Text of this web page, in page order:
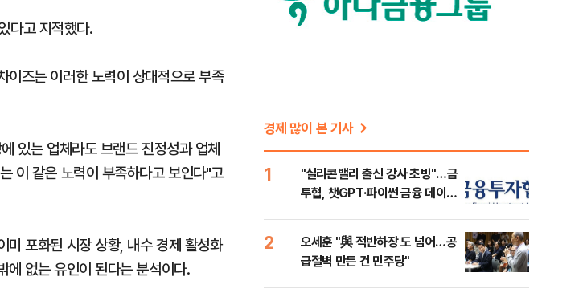
다고 지적했다.
즈는 이러한 노력이 상대적으로 부족
있는 업체라도 브랜드 진정성과 업체
이 같은 노력이 부족하다고 보인다"고
미 포화된 시장 상황, 내수 경제 활성화
에 없는 유인이 된다는 분석이다.
경제 많이 본 기사
1
"실리콘밸리 출신 강사 초빙"…금
투협, 챗GPT·파이썬 금융 데이터
2
오세훈 "與 적반하장 도 넘어…공
급절벽 만든 건 민주당"